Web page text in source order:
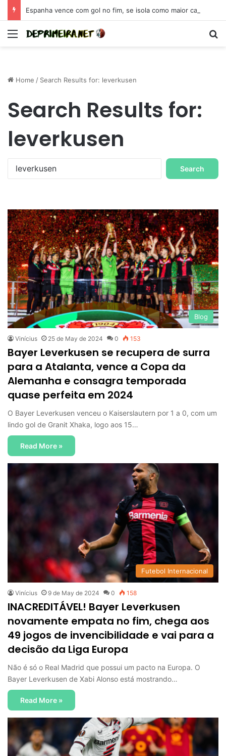
Menu
Home / Search Results for: leverkusen
Search Results for:
leverkusen
h
f
o
r
:
Blog
Vinícius 25 de May de 2024 0 153
Bayer Leverkusen se recupera de surra
para a Atalanta, vence a Copa da
Alemanha e consagra temporada
quase perfeita em 2024
O Bayer Leverkusen venceu o Kaiserslautern por 1 a 0, com um
lindo gol de Granit Xhaka, logo aos 15…
Read More »
Futebol Internacional
Vinícius 9 de May de 2024 0 158
INACREDITÁVEL! Bayer Leverkusen
novamente empata no fim, chega aos
49 jogos de invencibilidade e vai para a
decisão da Liga Europa
Não é só o Real Madrid que possui um pacto na Europa. O
Bayer Leverkusen de Xabi Alonso está mostrando…
Read More »